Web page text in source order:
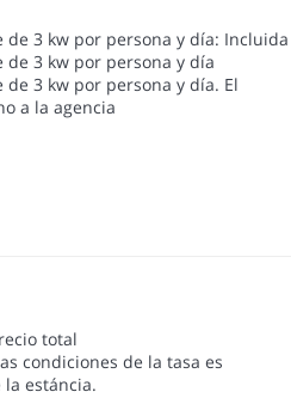
3 kw por persona y día: Incluida
3 kw por persona y día
3 kw por persona y día. El
a la agencia
total
condiciones de la tasa es
estáncia.